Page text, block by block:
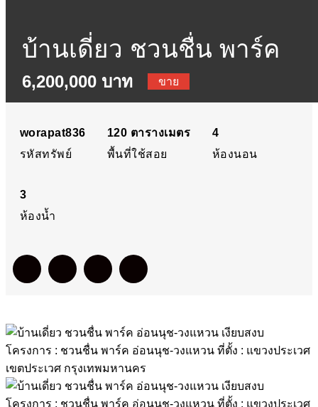
บ้านเดี่ยว ชวนชื่น พาร์ค
อ่อนนุช-วงแหวน เงียบสงบ
โครงการ : ชวนชื่น พาร์ค
แขวงประเวศ เขตประเวศ
กรุงเทพมหานคร
6,200,000 บาท ขาย
worapat836
รหัสทรัพย์
120 ตารางเมตร
พื้นที่ใช้สอย
4
ห้องนอน
3
ห้องน้ำ